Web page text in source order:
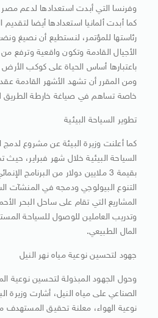
وفرنسا التي أبدت استعدادها لدعم مصر
كما أبدت ألمانيا استعدادها أيضا
رئاستها للمؤتمر، لنستطيع أن نصيغ
الأجيال القادمة وتكون واقعية وترفع
باعتبارها أساس الحياة على كوكب الأرض
ومن المقرر أن تشهد الأشهر القادمة
خاصة تساهم في صياغة خارطة الطريق
تطوير السياحة البيئية
كما أعلنت وزيرة البيئة عن مشروع لدمج
السياحة البيئية خلال شهر فبراير،
بقيمة 3 ملايين دولار من البرنامج
التنوع البيولوجي ودمجه في المنشآت
المشاريع التي تقام على ساحل البحر
وتدريب العاملين للوصول للسياحة
المال الطبيعي.
جهود لتحسين نوعية مياه نهر النيل
وحول الجهود المبذولة لتحسين نوعية
الصناعي على مياه النيل، أشارت وزيرة
نوعية الهواء، معلنة تحقيق المستهدف